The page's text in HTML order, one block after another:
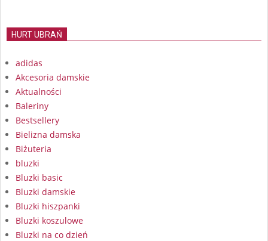
HURT UBRAŃ
adidas
Akcesoria damskie
Aktualności
Baleriny
Bestsellery
Bielizna damska
Biżuteria
bluzki
Bluzki basic
Bluzki damskie
Bluzki hiszpanki
Bluzki koszulowe
Bluzki na co dzień